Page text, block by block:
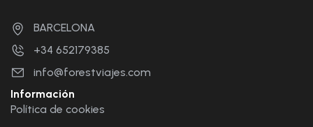
BARCELONA
+34 652179385
info@forestviajes.com
Información
Política de cookies